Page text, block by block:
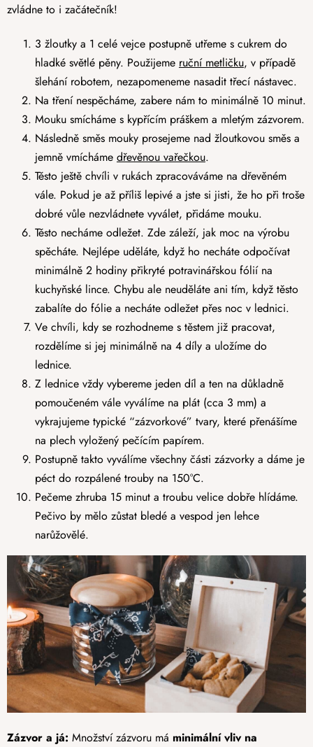
zvládne to i začátečník!
3 žloutky a 1 celé vejce postupně utřeme s cukrem do
hladké světlé pěny. Použijeme ruční metličku, v případě
šlehání robotem, nezapomeneme nasadit třecí nástavec.
Na tření nespěcháme, zabere nám to minimálně 10 minut.
Mouku smícháme s kypřícím práškem a mletým zázvorem.
Následně směs mouky prosejeme nad žloutkovou směs a
jemně vmícháme dřevěnou vařečkou.
Těsto ještě chvíli v rukách zpracováváme na dřevěném
vále. Pokud je až příliš lepivé a jste si jisti, že ho při troše
dobré vůle nezvládnete vyválet, přidáme mouku.
Těsto necháme odležet. Zde záleží, jak moc na výrobu
spěcháte. Nejlépe uděláte, když ho necháte odpočívat
minimálně 2 hodiny přikryté potravinářskou fólií na
kuchyňské lince. Chybu ale neuděláte ani tím, když těsto
zabalíte do fólie a necháte odležet přes noc v lednici.
Ve chvíli, kdy se rozhodneme s těstem již pracovat,
rozdělíme si jej minimálně na 4 díly a uložíme do
lednice.
Z lednice vždy vybereme jeden díl a ten na důkladně
pomoučeném vále vyválíme na plát (cca 3 mm) a
vykrajujeme typické “zázvorkové” tvary, které přenášíme
na plech vyložený pečícím papírem.
Postupně takto vyválíme všechny části zázvorky a dáme je
péct do rozpálené trouby na 150°C.
Pečeme zhruba 15 minut a troubu velice dobře hlídáme.
Pečivo by mělo zůstat bledé a vespod jen lehce
narůžovělé.
Zázvor a já: Množství zázvoru má minimální vliv na